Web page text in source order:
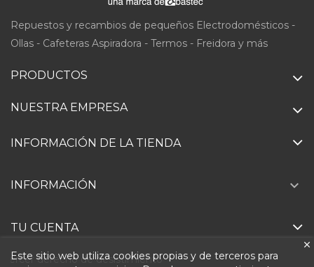
Repuestos y recambios de pequeños Electrodomésticos -
Ollas - Cafeteras Aspiradora - Termos - Freidora y más
PRODUCTOS
NUESTRA EMPRESA
INFORMACIÓN DE LA TIENDA
Este sitio web utiliza cookies propias y de terceros para
INFORMACIÓN 
TU CUENTA
Ejercer derecho de desistimiento